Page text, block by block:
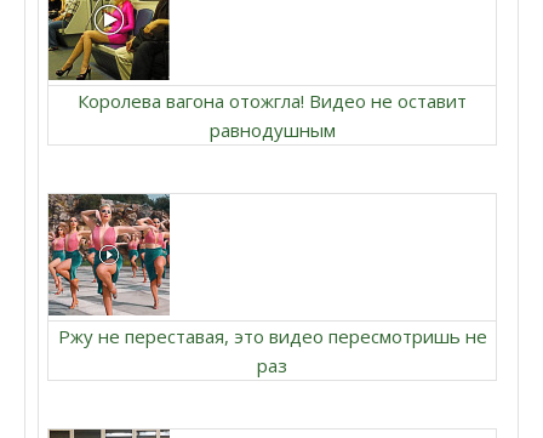
Королева вагона отожгла! Видео не оставит
равнодушным
Ржу не переставая, это видео пересмотришь не
раз